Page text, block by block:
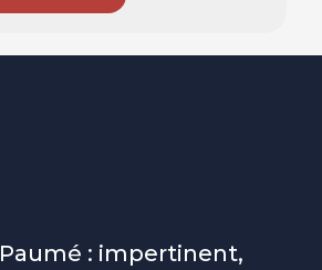
: impertinent,